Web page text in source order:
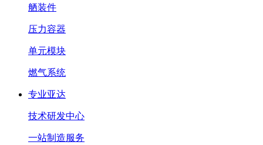
舾装件
压力容器
单元模块
燃气系统
专业亚达
技术研发中心
一站制造服务